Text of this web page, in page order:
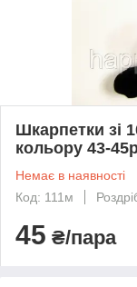
Шкарпетки зі
кольору 43-
Немає в наявності
Код: 111м
45 ₴/пара